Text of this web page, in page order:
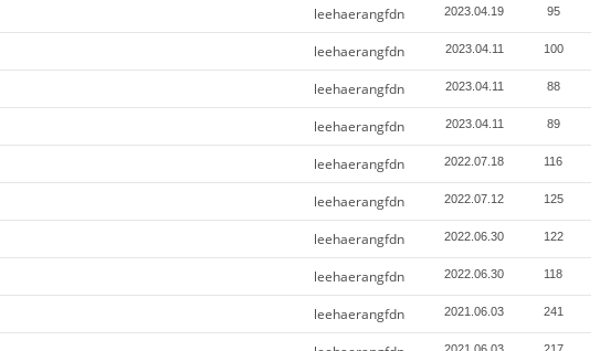
leehaerangfdn 2023.04.19 95
leehaerangfdn 2023.04.11 100
leehaerangfdn 2023.04.11 88
leehaerangfdn 2023.04.11 89
leehaerangfdn 2022.07.18 116
leehaerangfdn 2022.07.12 125
leehaerangfdn 2022.06.30 122
leehaerangfdn 2022.06.30 118
leehaerangfdn 2021.06.03 241